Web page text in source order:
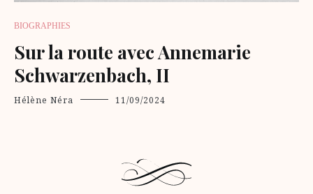
BIOGRAPHIES
Sur la route avec Annemarie
Schwarzenbach, II
Hélène Néra 11/09/2024